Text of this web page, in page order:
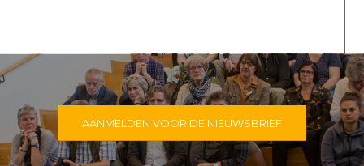
AANMELDEN VOOR DE NIEUWSBRIEF